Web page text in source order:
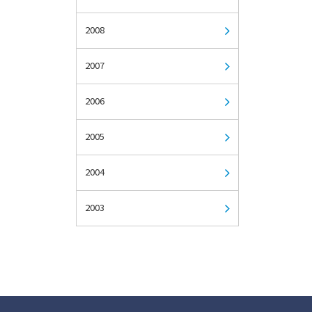
2008
2007
2006
2005
2004
2003